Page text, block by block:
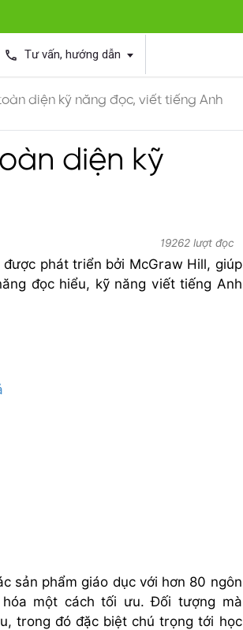
phone Tư vấn, hướng dẫn
diện kỹ năng đọc, viết tiếng Anh
diện kỹ
19262 lượt đọc
phát triển bởi McGraw Hill, giúp
đọc hiểu, kỹ năng viết tiếng Anh
sản phẩm giáo dục với hơn 80 ngôn
một cách tối ưu. Đối tượng mà
trong đó đặc biệt chú trọng tới học